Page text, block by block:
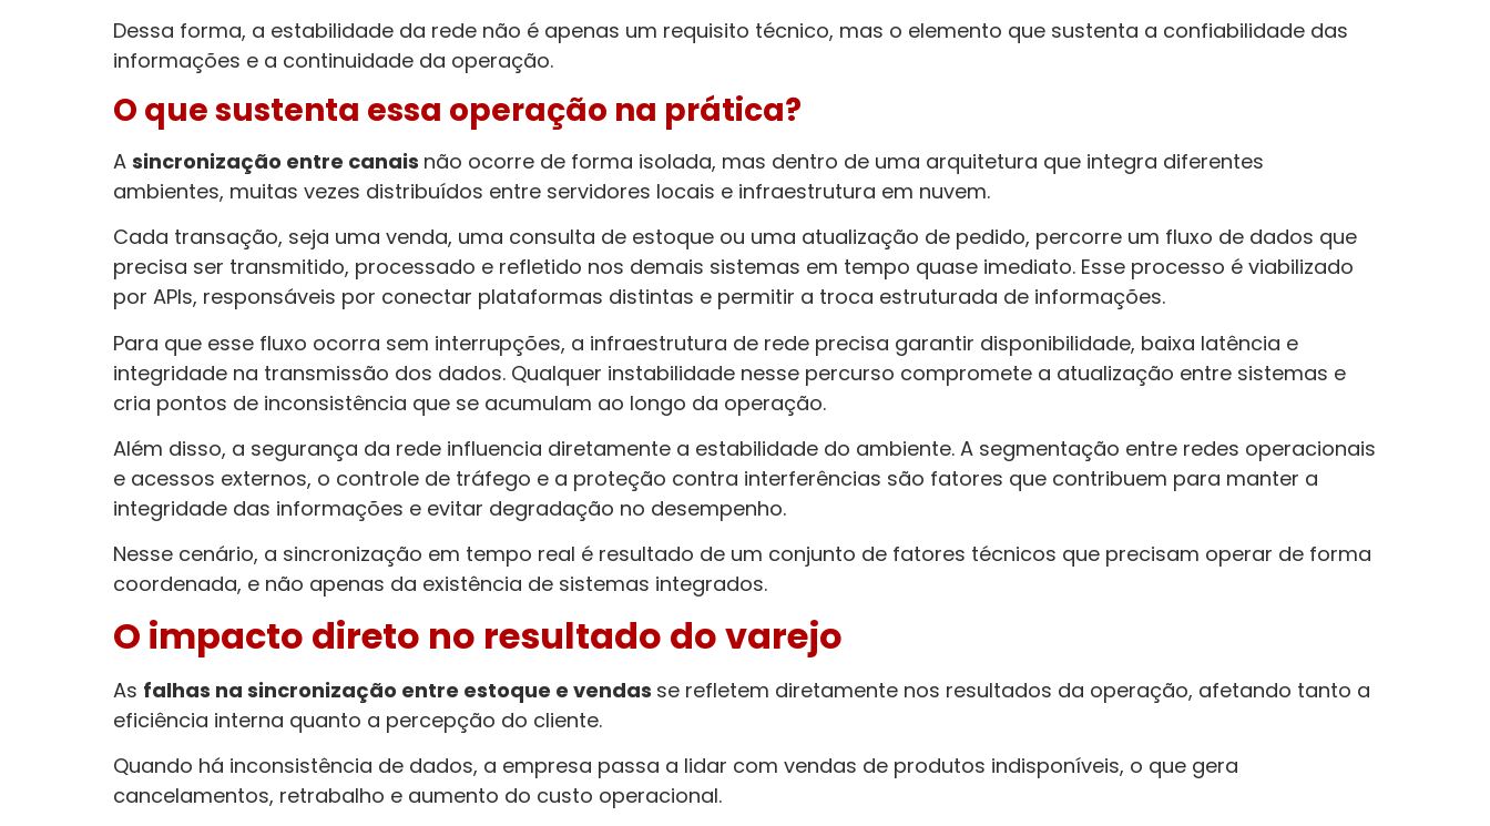
Dessa forma, a estabilidade da rede não é apenas um requisito técnico, mas o elemento que sustenta a confiabilidade das
informações e a continuidade da operação.
O que sustenta essa operação na prática?
A sincronização entre canais não ocorre de forma isolada, mas dentro de uma arquitetura que integra diferentes
ambientes, muitas vezes distribuídos entre servidores locais e infraestrutura em nuvem.
Cada transação, seja uma venda, uma consulta de estoque ou uma atualização de pedido, percorre um fluxo de dados que
precisa ser transmitido, processado e refletido nos demais sistemas em tempo quase imediato. Esse processo é viabilizado
por APIs, responsáveis por conectar plataformas distintas e permitir a troca estruturada de informações.
Para que esse fluxo ocorra sem interrupções, a infraestrutura de rede precisa garantir disponibilidade, baixa latência e
integridade na transmissão dos dados. Qualquer instabilidade nesse percurso compromete a atualização entre sistemas e
cria pontos de inconsistência que se acumulam ao longo da operação.
Além disso, a segurança da rede influencia diretamente a estabilidade do ambiente. A segmentação entre redes operacionais
e acessos externos, o controle de tráfego e a proteção contra interferências são fatores que contribuem para manter a
integridade das informações e evitar degradação no desempenho.
Nesse cenário, a sincronização em tempo real é resultado de um conjunto de fatores técnicos que precisam operar de forma
coordenada, e não apenas da existência de sistemas integrados.
O impacto direto no resultado do varejo
As falhas na sincronização entre estoque e vendas se refletem diretamente nos resultados da operação, afetando tanto a
eficiência interna quanto a percepção do cliente.
Quando há inconsistência de dados, a empresa passa a lidar com vendas de produtos indisponíveis, o que gera
cancelamentos, retrabalho e aumento do custo operacional.